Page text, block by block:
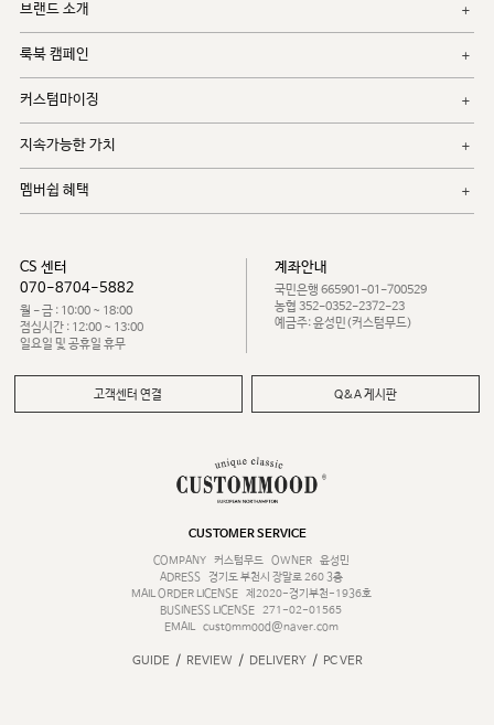
브랜드 소개
룩북 캠페인
커스텀마이징
지속가능한 가치
멤버쉽 혜택
CS 센터
070-8704-5882
월 - 금 : 10:00 ~ 18:00
점심시간 : 12:00 ~ 13:00
일요일 및 공휴일 휴무
계좌안내
국민은행 665901-01-700529
농협 352-0352-2372-23
예금주: 윤성민(커스텀무드)
고객센터 연결 Q&A 게시판
CUSTOMER SERVICE
COMPANY
커스텀무드 OWNER
윤성민
ADRESS
경기도 부천시 장말로 260 3층
MAIL ORDER LICENSE
제2020-경기부천-1936호
BUSINESS LICENSE 271-02-01565
EMAIL
custommood@naver.com
GUIDE / REVIEW / DELIVERY / PC VER